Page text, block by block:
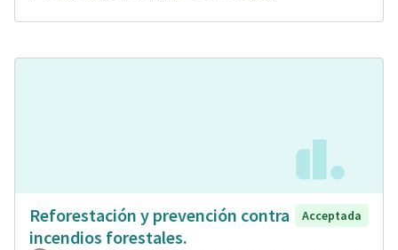
Reforestación y prevención contra
incendios forestales.
Acceptada